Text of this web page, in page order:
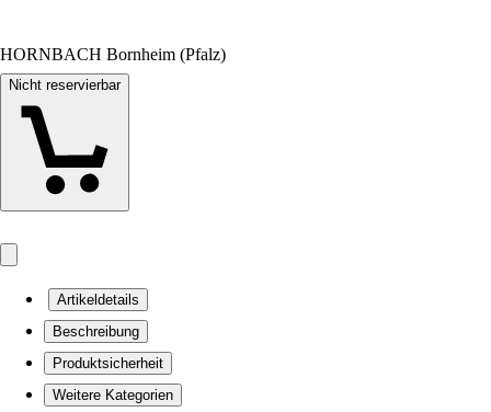
HORNBACH Bornheim (Pfalz)
Nicht reservierbar
Artikeldetails
Beschreibung
Produktsicherheit
Weitere Kategorien